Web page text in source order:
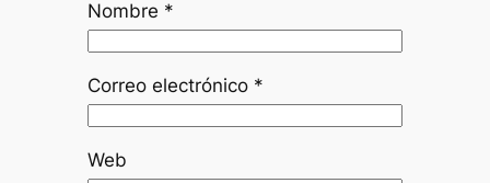
Nombre *
Correo electrónico *
Web